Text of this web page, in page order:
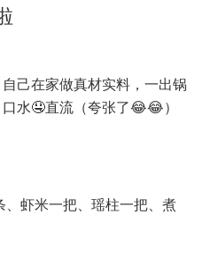
己在家做真材实料，一出锅
水🤤直流（夸张了😂😂）
虾米一把、瑶柱一把、煮